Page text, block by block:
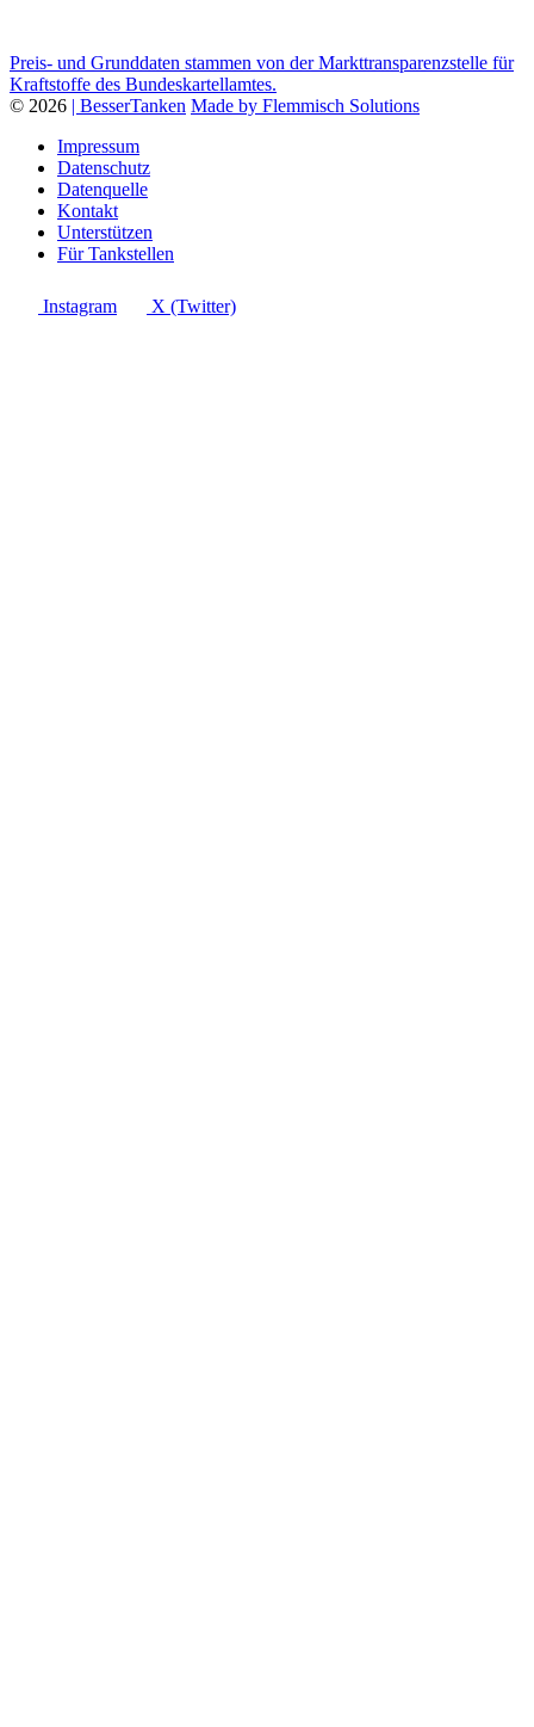
Preis- und Grunddaten stammen von der Markttransparenzstelle für
Kraftstoffe des Bundeskartellamtes.
© 2026 | BesserTanken Made by Flemmisch Solutions
Impressum
Datenschutz
Datenquelle
Kontakt
Unterstützen
Für Tankstellen
Instagram X (Twitter)